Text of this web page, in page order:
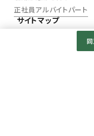
正社員アルバイトパート
サイトマップ
キャリア（中途